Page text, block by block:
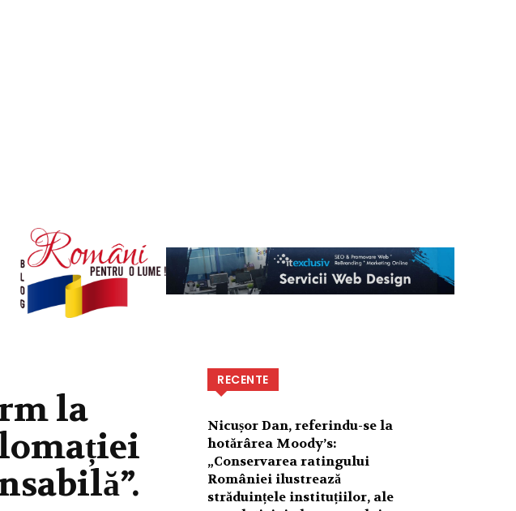
la
RECENTE
Nicușor Dan, referindu-se la
hotărârea Moody’s:
„Conservarea ratingului
României ilustrează
străduințele instituțiilor, ale